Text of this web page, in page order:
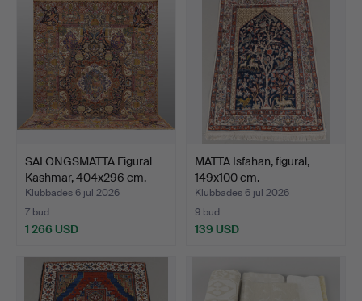
SALONGSMATTA Figural
Kashmar, 404x296 cm.
Klubbades 6 jul 2026
7 bud
1 266 USD
MATTA Isfahan, figural,
149x100 cm.
Klubbades 6 jul 2026
9 bud
139 USD